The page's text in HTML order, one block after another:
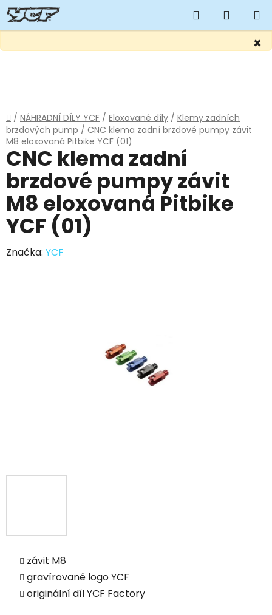
×
Hledat
KOŠÍK
Domů
/ NÁHRADNÍ DÍLY YCF / Eloxované díly / Klemy zadních
brzdových pump / CNC klema zadní brzdové pumpy závit
M8 eloxovaná Pitbike YCF (01)
závit M8
gravírované logo YCF
originální díl YCF Factory
CNC klema zadní
brzdové pumpy závit
M8 eloxovaná Pitbike
YCF (01)
Značka: YCF